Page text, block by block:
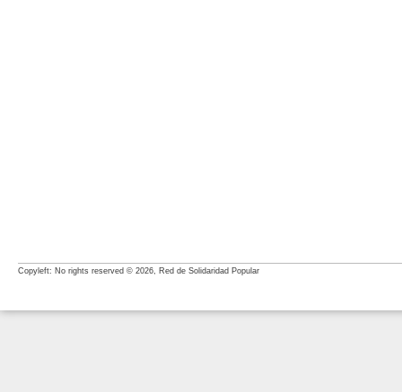
Copyleft: No rights reserved © 2026, Red de Solidaridad Popular